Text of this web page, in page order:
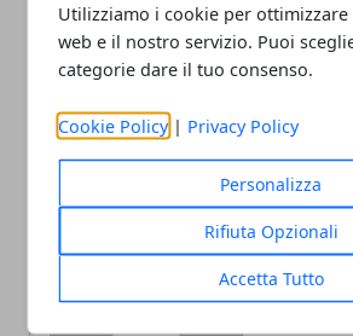
Utilizziamo i cookie per
web e il nostro servizio. Puoi
categorie dare il tuo consenso.
Cookie Policy | Privacy Policy
Personalizza
Rifiuta Opzionali
Accetta Tutto
Articolo Precedente
per riconquistare il/la
coniuge